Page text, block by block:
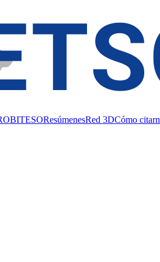
BITESOResúmenesRed 3DCómo